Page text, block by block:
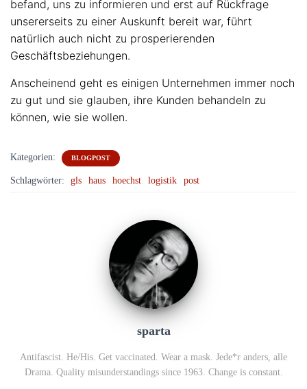
befand, uns zu informieren und erst auf Rückfrage
unsererseits zu einer Auskunft bereit war, führt
natürlich auch nicht zu prosperierenden
Geschäftsbeziehungen.
Anscheinend geht es einigen Unternehmen immer noch
zu gut und sie glauben, ihre Kunden behandeln zu
können, wie sie wollen.
Kategorien: BLOGPOST
Schlagwörter: gls haus hoechst logistik post
sparta
Antifascist. He/His. Get vaccinated. Wear a mask. Jede*r anders, alle
Drama. Quality misunderstandings since 1963. Change is constant.